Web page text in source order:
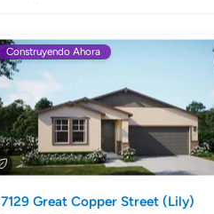
Construyendo Ahora
7129 Great Copper Street (Lily)